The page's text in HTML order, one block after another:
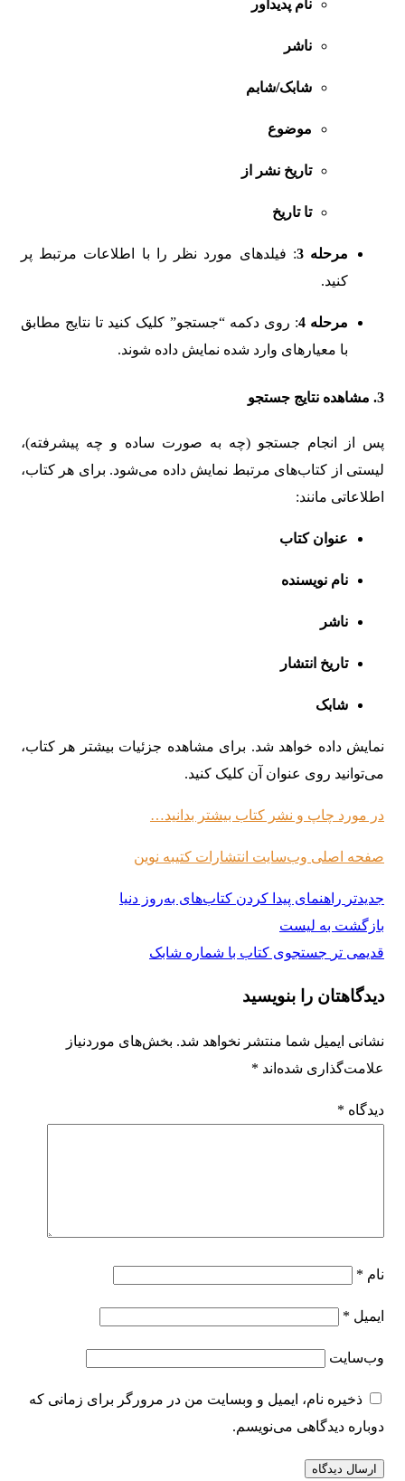
نام پدیدآور
ناشر
شابک/شابم
موضوع
تاریخ نشر از
تا تاریخ
مرحله 3 : فیلدهای مورد نظر را با اطلاعات مرتبط پر
کنید.
مرحله 4 : روی دکمه “جستجو” کلیک کنید تا نتایج مطابق
با معیارهای وارد شده نمایش داده شوند.
3. مشاهده نتایج جستجو
پس از انجام جستجو (چه به صورت ساده و چه پیشرفته)،
لیستی از کتاب‌های مرتبط نمایش داده می‌شود. برای هر کتاب،
اطلاعاتی مانند:
عنوان کتاب
نام نویسنده
ناشر
تاریخ انتشار
شابک
نمایش داده خواهد شد. برای مشاهده جزئیات بیشتر هر کتاب،
می‌توانید روی عنوان آن کلیک کنید.
در مورد چاپ و نشر کتاب بیشتر بدانید…
صفحه اصلی وب‌سایت انتشارات کتیبه نوین
جدیدتر راهنمای پیدا کردن کتاب‌های به‌روز دنیا
بازگشت به لیست
قدیمی تر جستجوی کتاب با شماره شابک
دیدگاهتان را بنویسید
نشانی ایمیل شما منتشر نخواهد شد. بخش‌های موردنیاز
علامت‌گذاری شده‌اند *
دیدگاه *
نام *
ایمیل *
وب‌سایت
ذخیره نام، ایمیل و وبسایت من در مرورگر برای زمانی که
دوباره دیدگاهی می‌نویسم.